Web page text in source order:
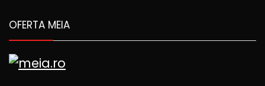
OFERTA MEIA